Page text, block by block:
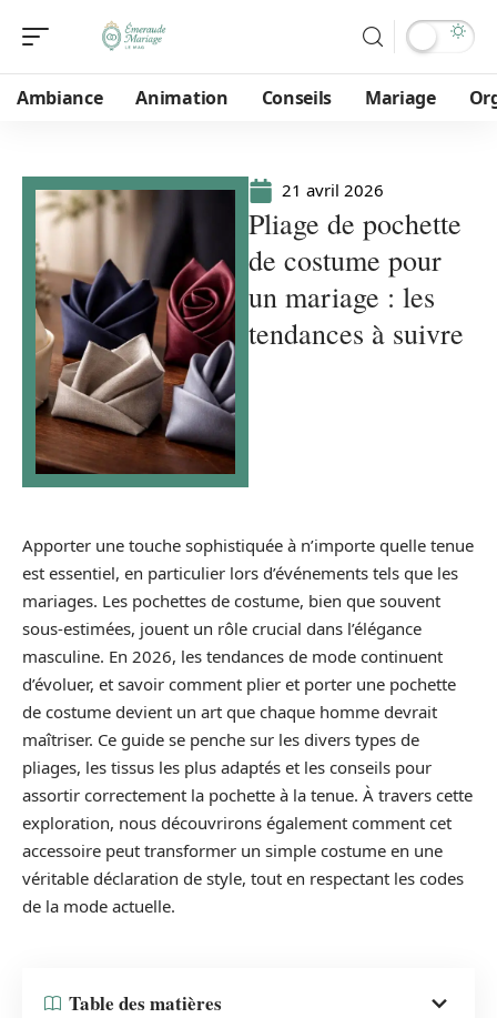
Ambiance Animation Conseils Mariage
21 avril 2026
Pliage de pochette
de costume pour
un mariage : les
tendances à suivre
Apporter une touche sophistiquée à n’importe quelle tenue
est essentiel, en particulier lors d’événements tels que les
mariages. Les pochettes de costume, bien que souvent
sous-estimées, jouent un rôle crucial dans l’élégance
masculine. En 2026, les tendances de mode continuent
d’évoluer, et savoir comment plier et porter une pochette
de costume devient un art que chaque homme devrait
maîtriser. Ce guide se penche sur les divers types de
pliages, les tissus les plus adaptés et les conseils pour
assortir correctement la pochette à la tenue. À travers cette
exploration, nous découvrirons également comment cet
accessoire peut transformer un simple costume en une
véritable déclaration de style, tout en respectant les codes
de la mode actuelle.
Table des matières